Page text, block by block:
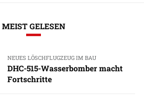
MEIST GELESEN
NEUES LÖSCHFLUGZEUG IM BAU
DHC-515-Wasserbomber macht
Fortschritte